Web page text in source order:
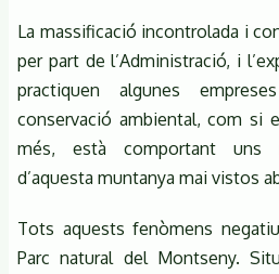
La massificació incontrolada i
per part de l’Administració, i
practiquen algunes
conservació ambiental, com si
més, està comportant uns
d’aquesta muntanya mai vistos
Tots aquests fenòmens
Parc natural del Montseny.